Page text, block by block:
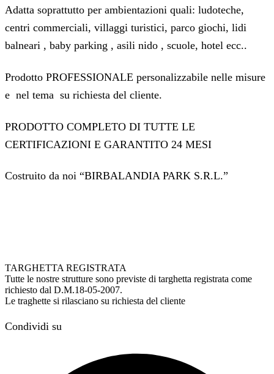
Adatta soprattutto per ambientazioni quali: ludoteche,
centri commerciali, villaggi turistici, parco giochi, lidi
balneari , baby parking , asili nido , scuole, hotel ecc..
Prodotto PROFESSIONALE personalizzabile nelle misure
e nel tema su richiesta del cliente.
PRODOTTO COMPLETO DI TUTTE LE
CERTIFICAZIONI E GARANTITO 24 MESI
Costruito da noi “BIRBALANDIA PARK S.R.L.”
TARGHETTA REGISTRATA
Tutte le nostre strutture sono previste di targhetta registrata come
richiesto dal D.M.18-05-2007.
Le traghette si rilasciano su richiesta del cliente
Condividi su